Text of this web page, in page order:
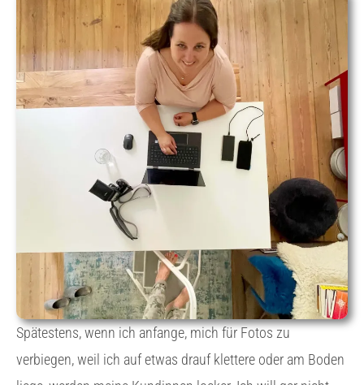
Spätestens, wenn ich anfange, mich für Fotos zu
verbiegen, weil ich auf etwas drauf klettere oder am Boden